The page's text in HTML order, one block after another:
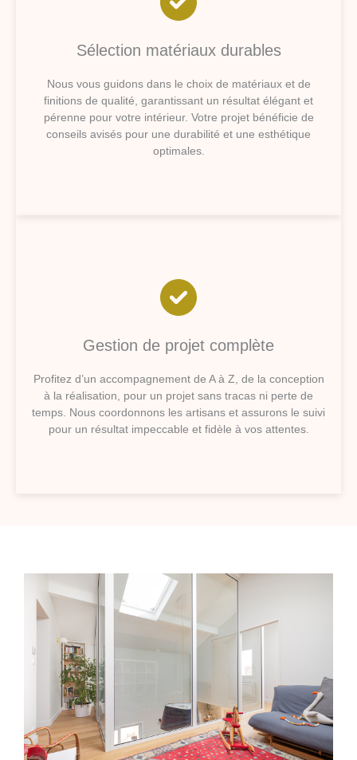
Sélection matériaux durables
Nous vous guidons dans le choix de matériaux et de
finitions de qualité, garantissant un résultat élégant et
pérenne pour votre intérieur. Votre projet bénéficie de
conseils avisés pour une durabilité et une esthétique
optimales.
Gestion de projet complète
Profitez d’un accompagnement de A à Z, de la conception
à la réalisation, pour un projet sans tracas ni perte de
temps. Nous coordonnons les artisans et assurons le suivi
pour un résultat impeccable et fidèle à vos attentes.